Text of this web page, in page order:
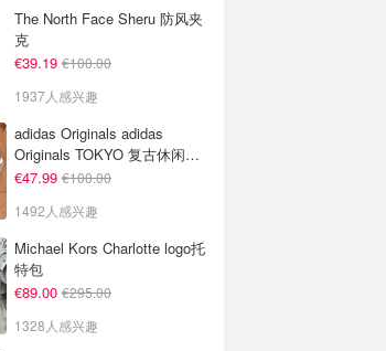
The North Face Sheru 防风夹
克
€39.19 €100.00
1937人感兴趣
adidas Originals adidas
Originals TOKYO 复古休闲鞋
深棕色
€47.99 €100.00
1492人感兴趣
Michael Kors Charlotte logo托
特包
€89.00 €295.00
1328人感兴趣